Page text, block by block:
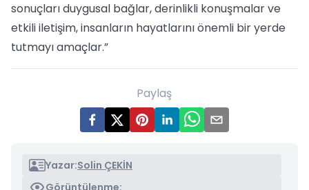
sonuçları duygusal bağlar, derinlikli konuşmalar ve
etkili iletişim, insanların hayatlarını önemli bir yerde
tutmayı amaçlar.”
Paylaş
Yazar:Solin ÇEKİN
Görüntülenme: